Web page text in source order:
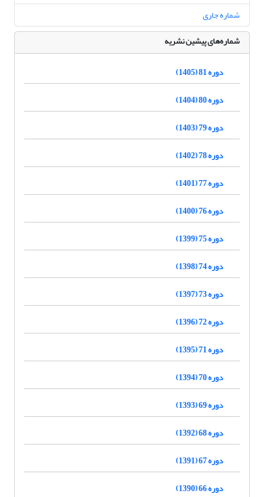
شماره جاری
شماره‌های پیشین نشریه
دوره 81 (1405)
دوره 80 (1404)
دوره 79 (1403)
دوره 78 (1402)
دوره 77 (1401)
دوره 76 (1400)
دوره 75 (1399)
دوره 74 (1398)
دوره 73 (1397)
دوره 72 (1396)
دوره 71 (1395)
دوره 70 (1394)
دوره 69 (1393)
دوره 68 (1392)
دوره 67 (1391)
دوره 66 (1390)